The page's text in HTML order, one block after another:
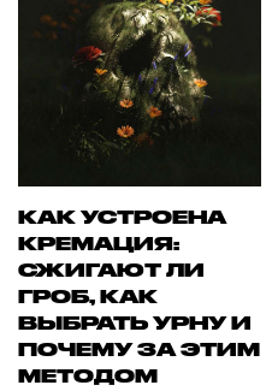
КАК УСТРОЕНА
КРЕМАЦИЯ:
СЖИГАЮТ ЛИ
ГРОБ, КАК
ВЫБРАТЬ УРНУ И
ПОЧЕМУ ЗА ЭТИМ
МЕТОДОМ